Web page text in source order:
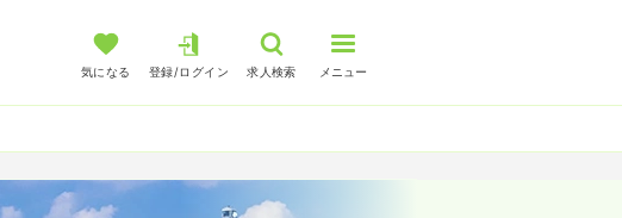
気になる 登録/ログイン 求人検索 メニュー